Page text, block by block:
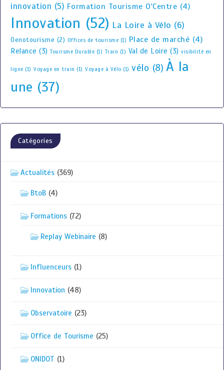
innovation (5) Formation Tourisme O'Centre (4)
Innovation (52) La Loire à Vélo (6)
Oenotourisme (2) Offices de tourisme (1) Place de marché (4)
Relance (3) Tourisme Durable (1) Train (1) Val de Loire (3) visibilité en
ligne (1) Voyage en train (1) Voyage à Vélo (1) vélo (8) À la
une (37)
Catégories
Actualités (369)
BtoB (4)
Formations (72)
Replay Webinaire (8)
Influenceurs (1)
Innovation (48)
Observatoire (23)
Office de Tourisme (25)
ONIDOT (1)